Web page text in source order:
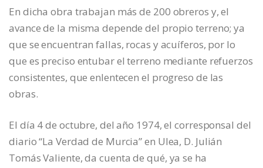
En dicha obra trabajan más de 200 obreros y, el
avance de la misma depende del propio terreno; ya
que se encuentran fallas, rocas y acuíferos, por lo
que es preciso entubar el terreno mediante refuerzos
consistentes, que enlentecen el progreso de las
obras.
El día 4 de octubre, del año 1974, el corresponsal del
diario “La Verdad de Murcia” en Ulea, D. Julián
Tomás Valiente, da cuenta de qué, ya se ha